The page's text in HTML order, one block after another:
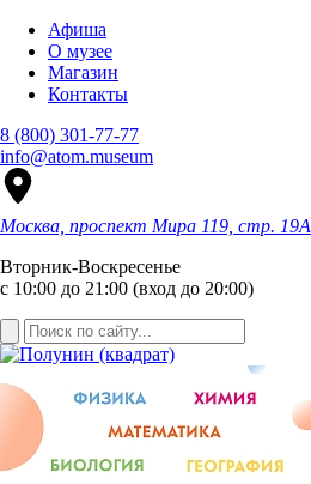
Афиша
О музее
Магазин
Контакты
8 (800) 301-77-77
info@atom.museum
Москва, проспект Мира 119, стр. 19А
Вторник-Воскресенье
с 10:00 до 21:00 (вход до 20:00)